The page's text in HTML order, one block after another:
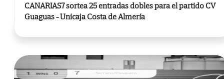
CANARIAS7 sortea 25 entradas dobles para el partido CV
Guaguas - Unicaja Costa de Almería